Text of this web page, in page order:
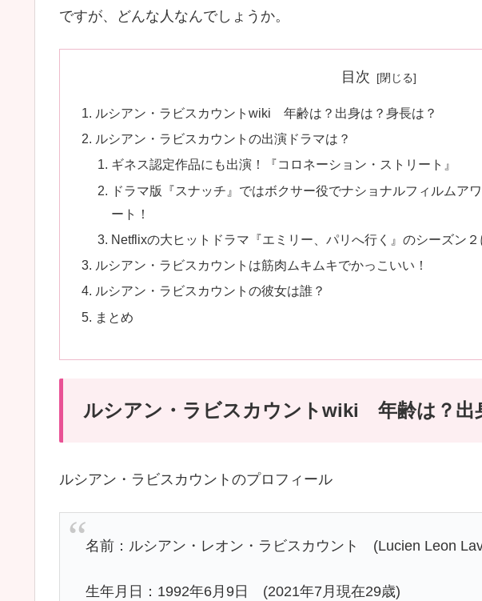
ですが、どんな人なんでしょうか。
目次
ルシアン・ラビスカウントwiki 年齢は？出身は？身長は？
ルシアン・ラビスカウントの出演ドラマは？
ギネス認定作品にも出演！『コロネーション・ストリート』
ドラマ版『スナッチ』ではボクサー役でナショナルフィルムア
ート！
Netflixの大ヒットドラマ『エミリー、パリへ行く』のシーズン２
ルシアン・ラビスカウントは筋肉ムキムキでかっこいい！
ルシアン・ラビスカウントの彼女は誰？
まとめ
ルシアン・ラビスカウントwiki 年齢は？出
ルシアン・ラビスカウントのプロフィール
名前：ルシアン・レオン・ラビスカウント (Lucien Leon
生年月日：1992年6月9日 (2021年7月現在29歳)